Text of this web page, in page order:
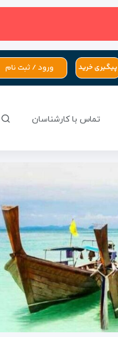
پیگیری خرید ورود / ثبت نام
تماس با کارشناسان